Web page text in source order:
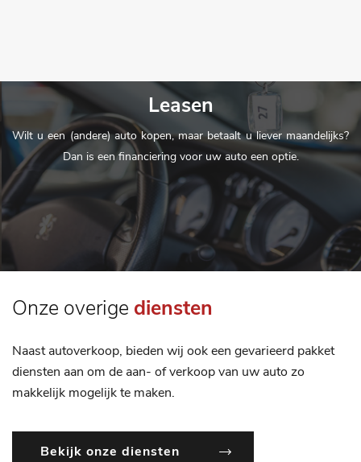
Leasen
Wilt u een (andere) auto kopen, maar betaalt u liever maandelijks?
Dan is een financiering voor uw auto een optie.
Onze overige diensten
Naast autoverkoop, bieden wij ook een gevarieerd pakket
diensten aan om de aan- of verkoop van uw auto zo
makkelijk mogelijk te maken.
Bekijk onze diensten